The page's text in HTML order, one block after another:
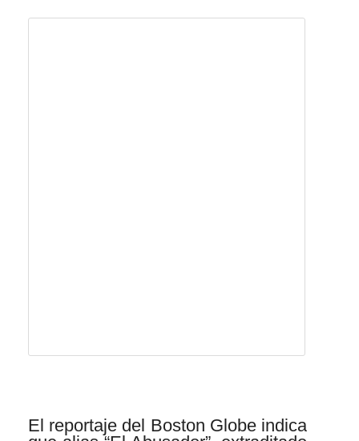
El reportaje del Boston Globe indica